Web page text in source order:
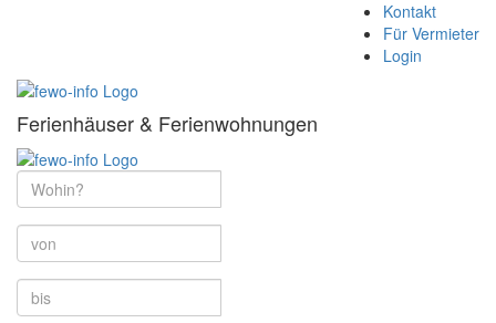
Kontakt
Für Vermieter
Login
Ferienhäuser & Ferienwohnungen